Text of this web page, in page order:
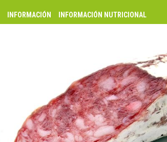
INFORMACIÓN INFORMACIÓN NUTRICIONAL